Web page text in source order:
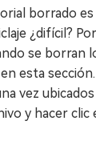
borrado
¿difícil?
se borran
esta
vez
y hacer clic